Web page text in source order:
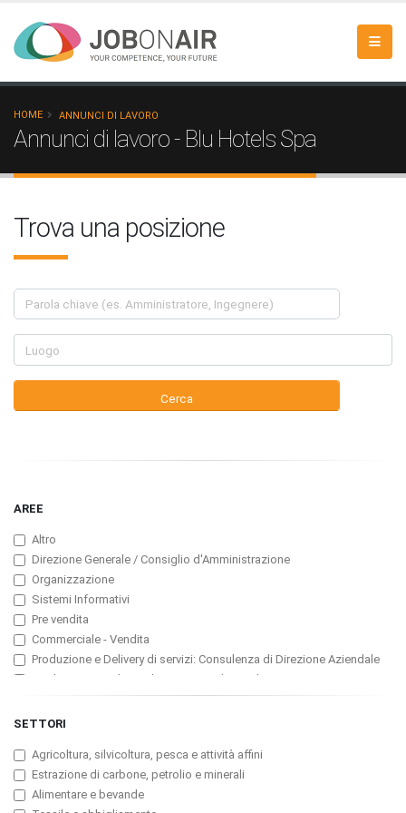
HOME ANNUNCI DI LAVORO
Annunci di lavoro - Blu Hotels Spa
Trova una posizione
AREE
Altro
Direzione Generale / Consiglio d'Amministrazione
Organizzazione
Sistemi Informativi
Pre vendita
Commerciale - Vendita
Produzione e Delivery di servizi: Consulenza di Direzione Aziendale
Produzione e Delivery di servizi: ICT (Consulenza, Servizi
Professionali, Software)
Produzione e Delivery di servizi: Assicurazioni
Produzione e Delivery di servizi: Pubblicità
Customer Service, Manutenzione e Assistenza tecnica
Marketing / Pubbliche Relazioni
SETTORI
Agricoltura, silvicoltura, pesca e attività affini
Estrazione di carbone, petrolio e minerali
Alimentare e bevande